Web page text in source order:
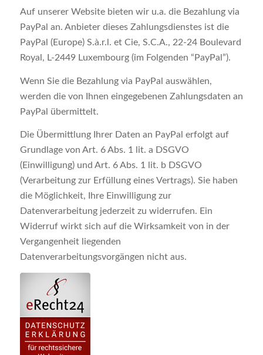
Auf unserer Website bieten wir u.a. die Bezahlung via
PayPal an. Anbieter dieses Zahlungsdienstes ist die
PayPal (Europe) S.à.r.l. et Cie, S.C.A., 22-24 Boulevard
Royal, L-2449 Luxembourg (im Folgenden “PayPal”).
Wenn Sie die Bezahlung via PayPal auswählen,
werden die von Ihnen eingegebenen Zahlungsdaten an
PayPal übermittelt.
Die Übermittlung Ihrer Daten an PayPal erfolgt auf
Grundlage von Art. 6 Abs. 1 lit. a DSGVO
(Einwilligung) und Art. 6 Abs. 1 lit. b DSGVO
(Verarbeitung zur Erfüllung eines Vertrags). Sie haben
die Möglichkeit, Ihre Einwilligung zur
Datenverarbeitung jederzeit zu widerrufen. Ein
Widerruf wirkt sich auf die Wirksamkeit von in der
Vergangenheit liegenden
Datenverarbeitungsvorgängen nicht aus.